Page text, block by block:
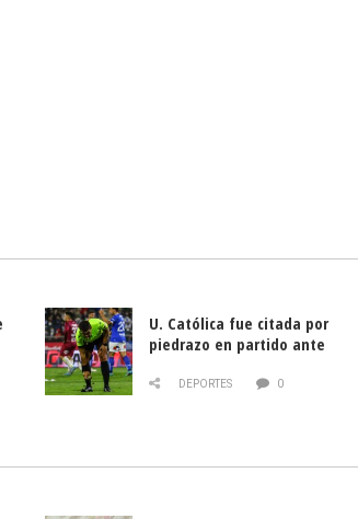
U. Católica fue citada por
piedrazo en partido ante
DEPORTES 0